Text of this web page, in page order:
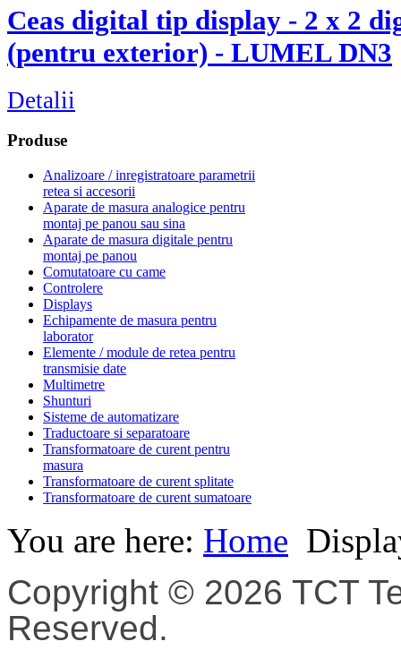
Ceas digital tip display - 2 x 2
(pentru exterior) - LUMEL DN3
Detalii
Produse
Analizoare / inregistratoare parametrii
retea si accesorii
Aparate de masura analogice pentru
montaj pe panou sau sina
Aparate de masura digitale pentru
montaj pe panou
Comutatoare cu came
Controlere
Displays
Echipamente de masura pentru
laborator
Elemente / module de retea pentru
transmisie date
Multimetre
Shunturi
Sisteme de automatizare
Traductoare si separatoare
Transformatoare de curent pentru
masura
Transformatoare de curent splitate
Transformatoare de curent sumatoare
You are here: Home
Copyright © 2026 TCT
Reserved.